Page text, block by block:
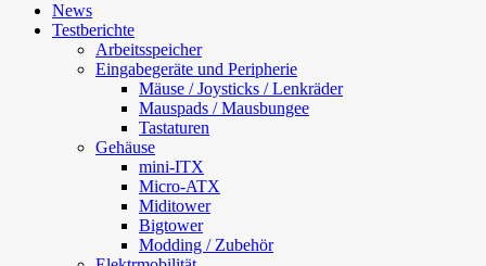
News
Testberichte
Arbeitsspeicher
Eingabegeräte und Peripherie
Mäuse / Joysticks / Lenkräder
Mauspads / Mausbungee
Tastaturen
Gehäuse
mini-ITX
Micro-ATX
Miditower
Bigtower
Modding / Zubehör